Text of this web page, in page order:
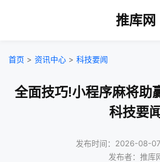
推库网
首页 > 资讯中心 > 科技要闻
全面技巧!小程序麻将助
科技要闻
发布时间：2026-08-
发布者：推库